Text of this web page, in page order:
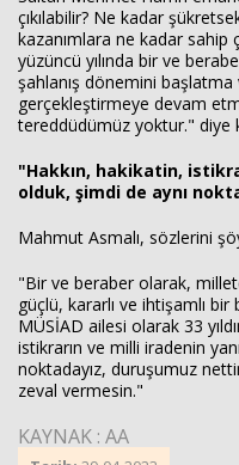
çıkılabilir? Ne kadar
kazanımlara ne kadar sahip
yüzüncü yılında bir ve
şahlanış dönemini başlatma
gerçekleştirmeye devam
tereddüdümüz yoktur." diye
"Hakkın, hakikatin,
olduk, şimdi de aynı
Mahmut Asmalı, sözlerini
"Bir ve beraber olarak,
güçlü, kararlı ve ihtişamlı bir
MÜSİAD ailesi olarak 33
istikrarın ve milli iradenin
noktadayız, duruşumuz
zeval vermesin."
KAYNAK : AA